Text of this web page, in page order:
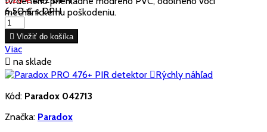
mechanickému poškodeniu.
6,50 € s DPH
 Vložiť do košíka
Viac
 na sklade
Rýchly náhľad
Kód: Paradox 042713
Značka: Paradox